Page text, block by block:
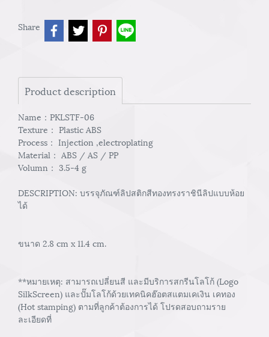
Share
Product description
Name：PKLSTF-06
Texture： Plastic ABS
Process： Injection ,electroplating
Material： ABS / AS / PP
Volumn： 3.5-4 g
DESCRIPTION: บรรจุภัณฑ์ลิปสติกสีทองทรงราชินีลิปแบบห้อย
ได้
ขนาด 2.8 cm x 11.4 cm.
**หมายเหตุ: สามารถเปลี่ยนสี และมีบริการสกรีนโลโก้ (Logo
SilkScreen) และปั๊มโลโก้ด้วยเทคนิคฮ๊อตสแตมเคเงิน เคทอง
(Hot stamping) ตามที่ลูกค้าต้องการได้ โปรดสอบถามราย
ละเอียดที่